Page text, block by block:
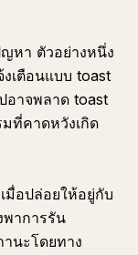
หา ตัวอย่างหนึ่ง
เตือนแบบ toast
อาจพลาด toast
ที่คาดหวังเกิด
มื่อปล่อยให้อยู่กับ
พาการรัน
านะโดยทาง